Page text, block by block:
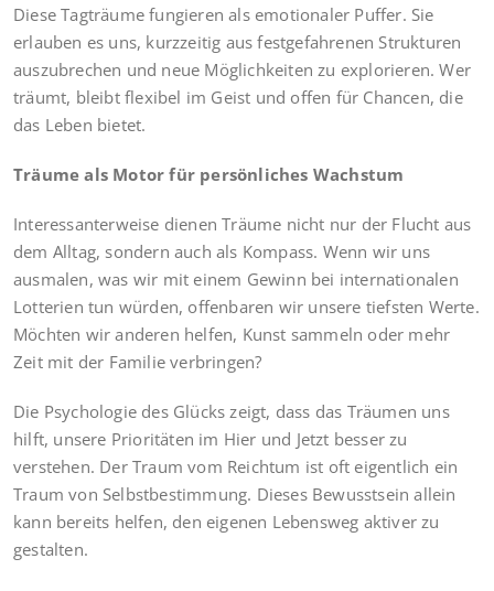
Diese Tagträume fungieren als emotionaler Puffer. Sie
erlauben es uns, kurzzeitig aus festgefahrenen Strukturen
auszubrechen und neue Möglichkeiten zu explorieren. Wer
träumt, bleibt flexibel im Geist und offen für Chancen, die
das Leben bietet.
Träume als Motor für persönliches Wachstum
Interessanterweise dienen Träume nicht nur der Flucht aus
dem Alltag, sondern auch als Kompass. Wenn wir uns
ausmalen, was wir mit einem Gewinn bei internationalen
Lotterien tun würden, offenbaren wir unsere tiefsten Werte.
Möchten wir anderen helfen, Kunst sammeln oder mehr
Zeit mit der Familie verbringen?
Die Psychologie des Glücks zeigt, dass das Träumen uns
hilft, unsere Prioritäten im Hier und Jetzt besser zu
verstehen. Der Traum vom Reichtum ist oft eigentlich ein
Traum von Selbstbestimmung. Dieses Bewusstsein allein
kann bereits helfen, den eigenen Lebensweg aktiver zu
gestalten.